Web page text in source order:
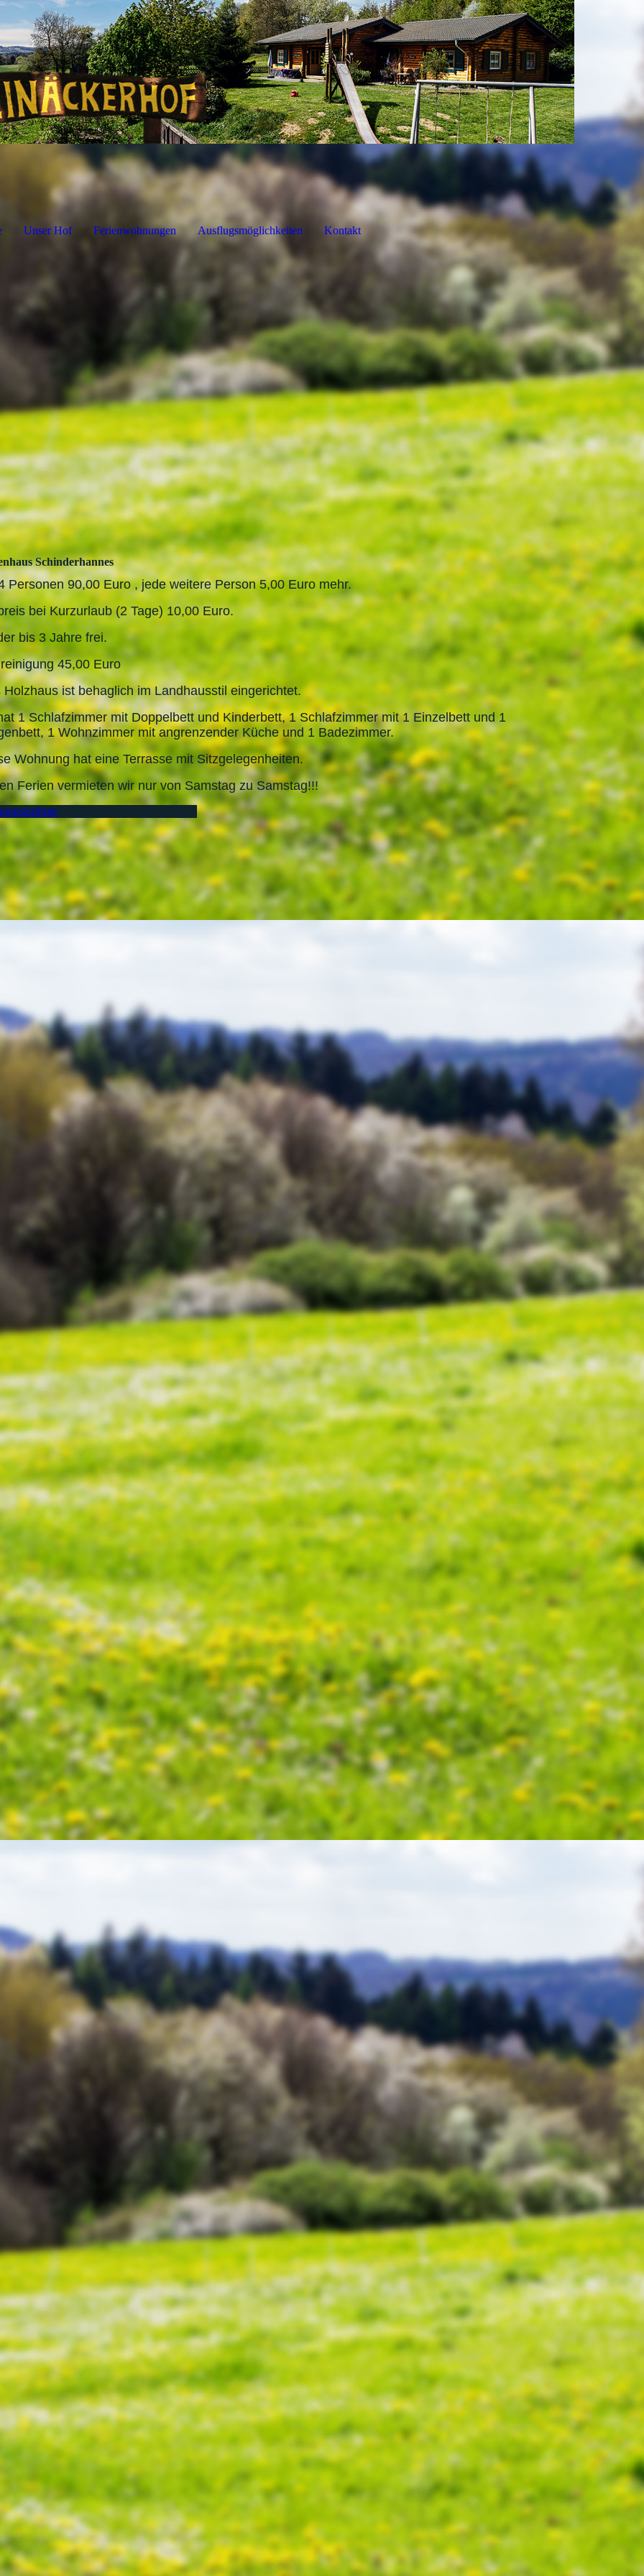
Unser Hof Ferienwohnungen Ausflugsmöglichkeiten Kontakt
Schinderhannes
Personen 90,00 Euro , jede weitere Person 5,00 Euro mehr.
bei Kurzurlaub (2 Tage) 10,00 Euro.
bis 3 Jahre frei.
45,00 Euro
Holzhaus ist behaglich im Landhausstil eingerichtet.
1 Schlafzimmer mit Doppelbett und Kinderbett, 1 Schlafzimmer mit 1 Einzelbett und 1
1 Wohnzimmer mit angrenzender Küche und 1 Badezimmer.
Wohnung hat eine Terrasse mit Sitzgelegenheiten.
Ferien vermieten wir nur von Samstag zu Samstag!!!
3